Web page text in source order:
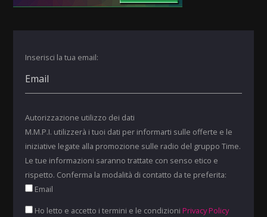
Inserisci la tua email:
Autorizzazione utilizzo dei dati
M.M.P.I. utilizzerà i tuoi dati per informarti sulle offerte e le
iniziative legate alla promozione sulle radio del gruppo Time.
Le tue informazioni saranno trattate con senso etico e
rispetto. Conferma la modalità di contatto da te preferita:
Email
Ho letto e accetto i termini e le condizioni Privacy Policy